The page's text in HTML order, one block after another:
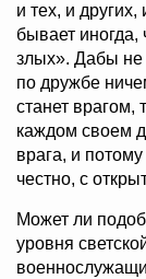
и тех, и
бывает иногда,
злых». Дабы не
по дружбе
станет врагом,
каждом своем
врага, и
честно, с
Может ли
уровня